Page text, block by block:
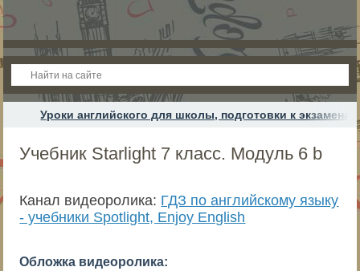
Уроки английского для школы, подготовки к
Учебник Starlight 7 класс. Модуль 6 b
Канал видеоролика: ГДЗ по английскому языку
- учебники Spotlight, Enjoy English
Обложка видеоролика: